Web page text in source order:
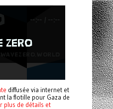
diffusée via internet et
la flotille pour Gaza de
plus de détails et